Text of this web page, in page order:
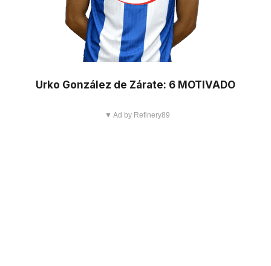
Urko González de Zárate: 6 MOTIVADO
▼ Ad by Refinery89